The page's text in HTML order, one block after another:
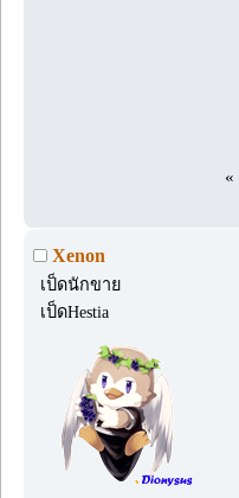
«
Xenon
เป็ดนักขาย
เป็ดHestia